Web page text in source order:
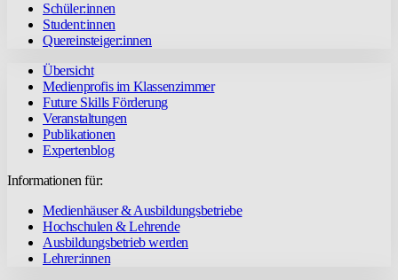
Schüler:innen
Student:innen
Quereinsteiger:innen
Übersicht
Medienprofis im Klassenzimmer
Future Skills Förderung
Veranstaltungen
Publikationen
Expertenblog
Informationen für:
Medienhäuser & Ausbildungsbetriebe
Hochschulen & Lehrende
Ausbildungsbetrieb werden
Lehrer:innen